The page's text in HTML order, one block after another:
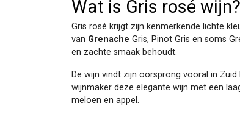
Wat is Gris rosé wijn?
Gris rosé krijgt zijn kenmerkende lichte
van Grenache Gris, Pinot Gris en soms
en zachte smaak behoudt.
De wijn vindt zijn oorsprong vooral in
wijnmaker deze elegante wijn met een
meloen en appel.